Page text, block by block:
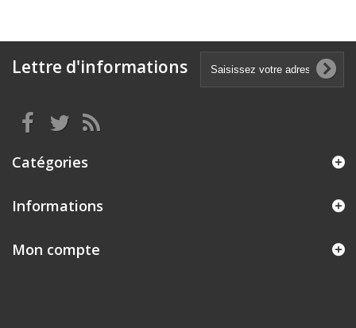
Lettre d'informations
Catégories
Informations
Mon compte